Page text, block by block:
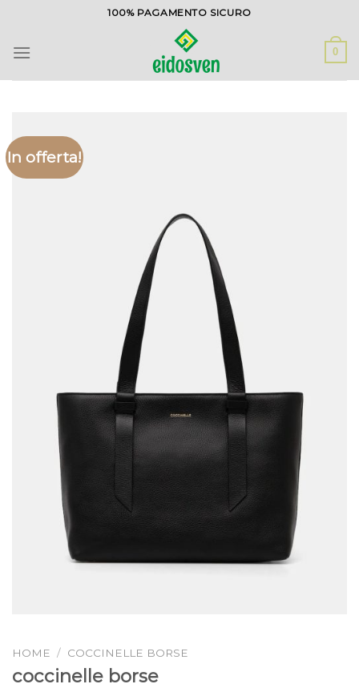
contenuti
100% PAGAMENTO SICURO
0
In offerta!
HOME / COCCINELLE BORSE
coccinelle borse